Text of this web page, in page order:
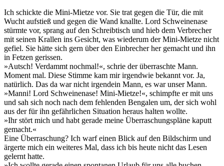
Ich schickte die Mini-Mietze vor. Sie trat gegen die Tür, die mit
Wucht aufstieß und gegen die Wand knallte. Lord Schweinenase
stürmte vor, sprang auf den Schreibtisch und hieb dem Verbrecher
mit seinen Krallen ins Gesicht, was wiederum der Mini-Mietze nicht
gefiel. Sie hätte sich gern über den Einbrecher her gemacht und ihn
in Fetzen gerissen.
»Autsch! Verdammt nochmal!«, schrie der überraschte Mann.
Moment mal. Diese Stimme kam mir irgendwie bekannt vor. Ja,
natürlich. Das da war nicht irgendein Mann, es war unser Mann.
»Manni! Lord Schweinenase! Mini-Mietze!«, schimpfte er mit uns
und sah sich noch nach dem fehlenden Bengalen um, der sich wohl
aus der für ihn gefährlichen Situation heraus halten wollte.
»Ihr stört mich und habt gerade meine Überraschungspläne kaputt
gemacht.«
Eine Überraschung? Ich warf einen Blick auf den Bildschirm und
ärgerte mich ein weiteres Mal, dass ich bis heute nicht das Lesen
gelernt hatte.